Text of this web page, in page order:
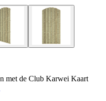
met de Club Karwei Kaart